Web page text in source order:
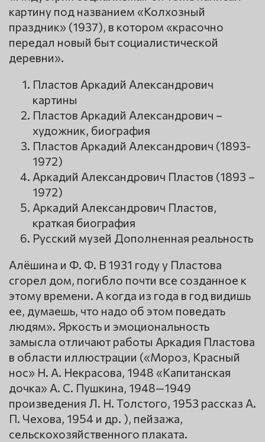
картину под названием «Колхозный
праздник» (1937), в котором «красочно
передал новый быт социалистической
деревни».
Пластов Аркадий Александрович
картины
Пластов Аркадий Александрович –
художник, биография
Пластов Аркадий Александрович (1893-
1972)
Аркадий Александрович Пластов (1893 –
1972)
Аркадий Александрович Пластов,
краткая биография
Русский музей Дополненная реальность
Алёшина и Ф. Ф. В 1931 году у Пластова
сгорел дом, погибло почти все созданное к
этому времени. А когда из года в год видишь
ее, думаешь, что надо об этом поведать
людям». Яркость и эмоциональность
замысла отличают работы Аркадия Пластова
в области иллюстрации («Мороз, Красный
нос» Н. А. Некрасова, 1948 «Капитанская
дочка» А. С. Пушкина, 1948—1949
произведения Л. Н. Толстого, 1953 рассказ А.
П. Чехова, 1954 и др. ), пейзажа,
сельскохозяйственного плаката.